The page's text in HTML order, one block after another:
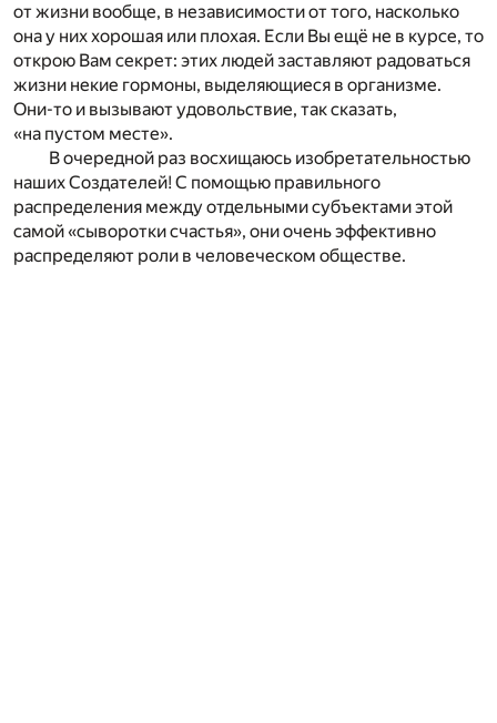
от жизни вообще, в независимости от того, насколько
она у них хорошая или плохая. Если Вы ещё не в курсе, то
открою Вам секрет: этих людей заставляют радоваться
жизни некие гормоны, выделяющиеся в организме.
Они-то и вызывают удовольствие, так сказать,
«на пустом месте».
В очередной раз восхищаюсь изобретательностью
наших Создателей! С помощью правильного
распределения между отдельными субъектами этой
самой «сыворотки счастья», они очень эффективно
распределяют роли в человеческом обществе.